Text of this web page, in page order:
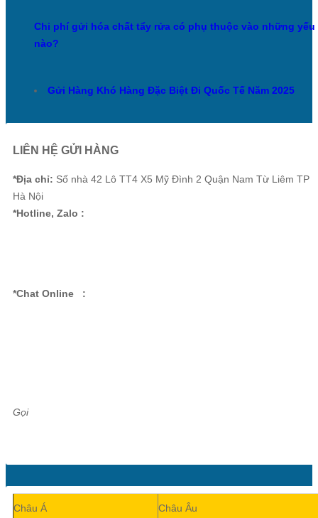
Chi phí gửi hóa chất tẩy rửa có phụ thuộc vào những yếu
nào?
Gửi Hàng Khó Hàng Đặc Biệt Đi Quốc Tế Năm 2025
LIÊN HỆ GỬI HÀNG
*Địa chỉ: Số nhà 42 Lô TT4 X5 Mỹ Đình 2 Quận Nam Từ Liêm TP
Hà Nội
*Hotline, Zalo :
*Chat Online :
Gọi
Châu Á Châu Âu